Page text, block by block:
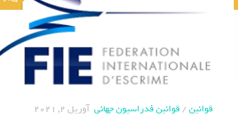
قوانین/قوانین فدراسیون جهانی آوریل 2, 2021